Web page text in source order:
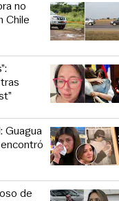
no
Chile
Guagua
de